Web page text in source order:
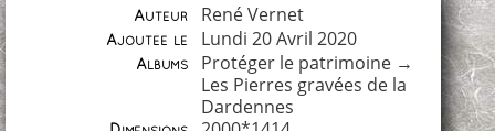
Auteur René Vernet
Ajoutée le Lundi 20 Avril 2020
Albums Protéger le patrimoine→
Les Pierres gravées de la
Dardennes